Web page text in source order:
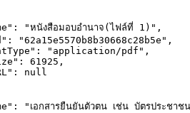
: "หนังสือมอบอำนาจ(ไฟล์ที่ 1) " ,
: "62a15e5570b8b30668c28b5e " ,
: " application/pdf " ,
: 61925 ,
: null
: " เอกสารยืนยันตัวตน เช่น บัตรประชา